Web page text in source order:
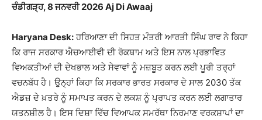
ਚੰਡੀਗੜ੍ਹ, 8 ਜਨਵਰੀ 2026 Aj Di Awaaj
Haryana Desk: ਹਰਿਆਣਾ ਦੀ ਸਿਹਤ ਮੰਤਰੀ ਆਰਤੀ ਸਿੰਘ ਰਾਵ ਨੇ ਕਿਹਾ
ਕਿ ਰਾਜ ਸਰਕਾਰ ਐਚਆਈਵੀ ਦੀ ਰੋਕਥਾਮ ਅਤੇ ਇਸ ਨਾਲ ਪ੍ਰਭਾਵਿਤ
ਵਿਅਕਤੀਆਂ ਦੀ ਦੇਖਭਾਲ ਅਤੇ ਸੇਵਾਵਾਂ ਨੂੰ ਮਜ਼ਬੂਤ ਕਰਨ ਲਈ ਪੂਰੀ ਤਰ੍ਹਾਂ
ਵਚਨਬੱਧ ਹੈ। ਉਨ੍ਹਾਂ ਕਿਹਾ ਕਿ ਸਰਕਾਰ ਭਾਰਤ ਸਰਕਾਰ ਦੇ ਸਾਲ 2030 ਤੱਕ
ਐਡਜ਼ ਦੇ ਖ਼ਤਰੇ ਨੂੰ ਸਮਾਪਤ ਕਰਨ ਦੇ ਲਕਸ਼ ਨੂੰ ਪ੍ਰਾਪਤ ਕਰਨ ਲਈ ਲਗਾਤਾਰ
ਯਤਨਸ਼ੀਲ ਹੈ। ਇਸ ਦਿਸ਼ਾ ਵਿੱਚ ਵਿਆਪਕ ਸਮਰੱਥਾ ਨਿਰਮਾਣ ਵਰਕਸ਼ਾਪਾਂ ਦਾ